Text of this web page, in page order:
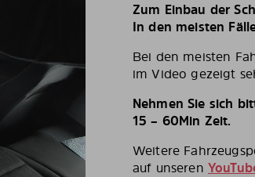
Zum Einbau der
In den meisten
Bei den meisten
im Video gezeigt
Nehmen Sie sich
15 – 60Min Zeit.
Weitere
auf unseren